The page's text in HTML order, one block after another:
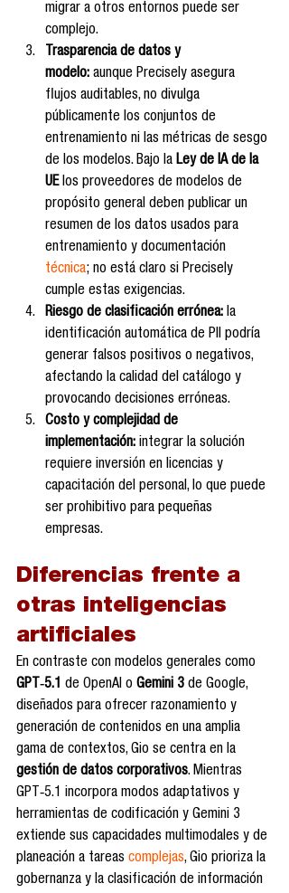
migrar a otros entornos puede ser
complejo.
Trasparencia de datos y
modelo: aunque Precisely asegura
flujos auditables, no divulga
públicamente los conjuntos de
entrenamiento ni las métricas de sesgo
de los modelos. Bajo la Ley de IA de la
UE los proveedores de modelos de
propósito general deben publicar un
resumen de los datos usados para
entrenamiento y documentación
técnica; no está claro si Precisely
cumple estas exigencias.
Riesgo de clasificación errónea: la
identificación automática de PII podría
generar falsos positivos o negativos,
afectando la calidad del catálogo y
provocando decisiones erróneas.
Costo y complejidad de
implementación: integrar la solución
requiere inversión en licencias y
capacitación del personal, lo que puede
ser prohibitivo para pequeñas
empresas.
Diferencias frente a
otras inteligencias
artificiales
En contraste con modelos generales como
GPT‑5.1 de OpenAI o Gemini 3 de Google,
diseñados para ofrecer razonamiento y
generación de contenidos en una amplia
gama de contextos, Gio se centra en la
gestión de datos corporativos. Mientras
GPT‑5.1 incorpora modos adaptativos y
herramientas de codificación y Gemini 3
extiende sus capacidades multimodales y de
planeación a tareas complejas, Gio prioriza la
gobernanza y la clasificación de información